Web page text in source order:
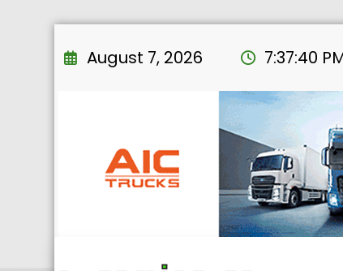
to
August 7, 2026 7:37:41 PM